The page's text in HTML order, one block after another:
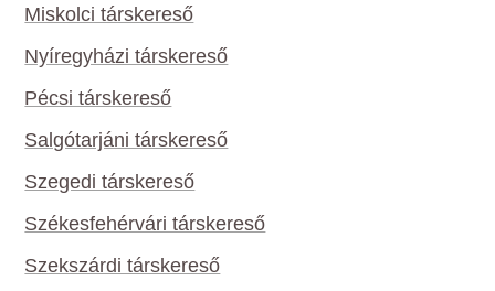
Miskolci társkereső
Nyíregyházi társkereső
Pécsi társkereső
Salgótarjáni társkereső
Szegedi társkereső
Székesfehérvári társkereső
Szekszárdi társkereső